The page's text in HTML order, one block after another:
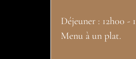
Déjeuner : 12h00 -
Menu à un plat.